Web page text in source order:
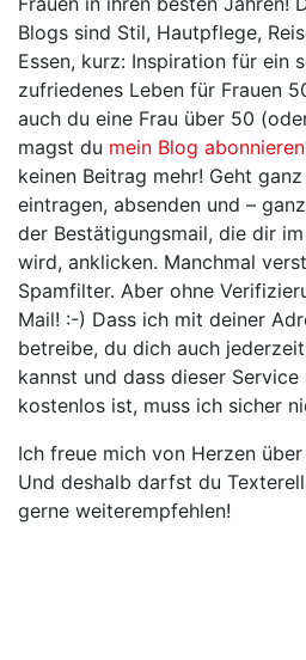
Blogs sind Stil, Hautpflege,
Essen, kurz: Inspiration für ein
zufriedenes Leben für Frauen
auch du eine Frau über 50
magst du mein Blog abonnieren
keinen Beitrag mehr! Geht
eintragen, absenden und –
der Bestätigungsmail, die dir
wird, anklicken. Manchmal
Spamfilter. Aber ohne
Mail! :-) Dass ich mit deiner
betreibe, du dich auch
kannst und dass dieser
kostenlos ist, muss ich sicher
Ich freue mich von Herzen
Und deshalb darfst du
gerne weiterempfehlen!